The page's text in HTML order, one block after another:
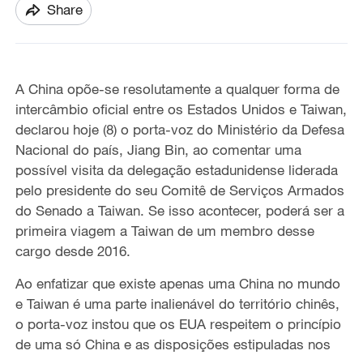
Share
A China opõe-se resolutamente a qualquer forma de
intercâmbio oficial entre os Estados Unidos e Taiwan,
declarou hoje (8) o porta-voz do Ministério da Defesa
Nacional do país, Jiang Bin, ao comentar uma
possível visita da delegação estadunidense liderada
pelo presidente do seu Comitê de Serviços Armados
do Senado a Taiwan. Se isso acontecer, poderá ser a
primeira viagem a Taiwan de um membro desse
cargo desde 2016.
Ao enfatizar que existe apenas uma China no mundo
e Taiwan é uma parte inalienável do território chinês,
o porta-voz instou que os EUA respeitem o princípio
de uma só China e as disposições estipuladas nos